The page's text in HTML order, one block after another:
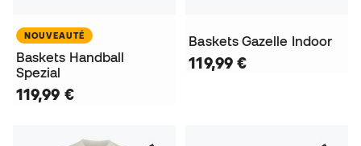
NOUVEAUTÉ
Baskets Handball
Spezial
119,99 €
Baskets Gazelle Indoor
119,99 €